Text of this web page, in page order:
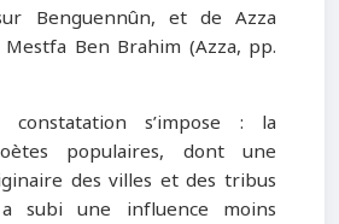
Benguennûn, et de Azza
Ben Brahim (Azza, pp.
s’impose : la
populaires, dont une
des villes et des tribus
subi une influence moins